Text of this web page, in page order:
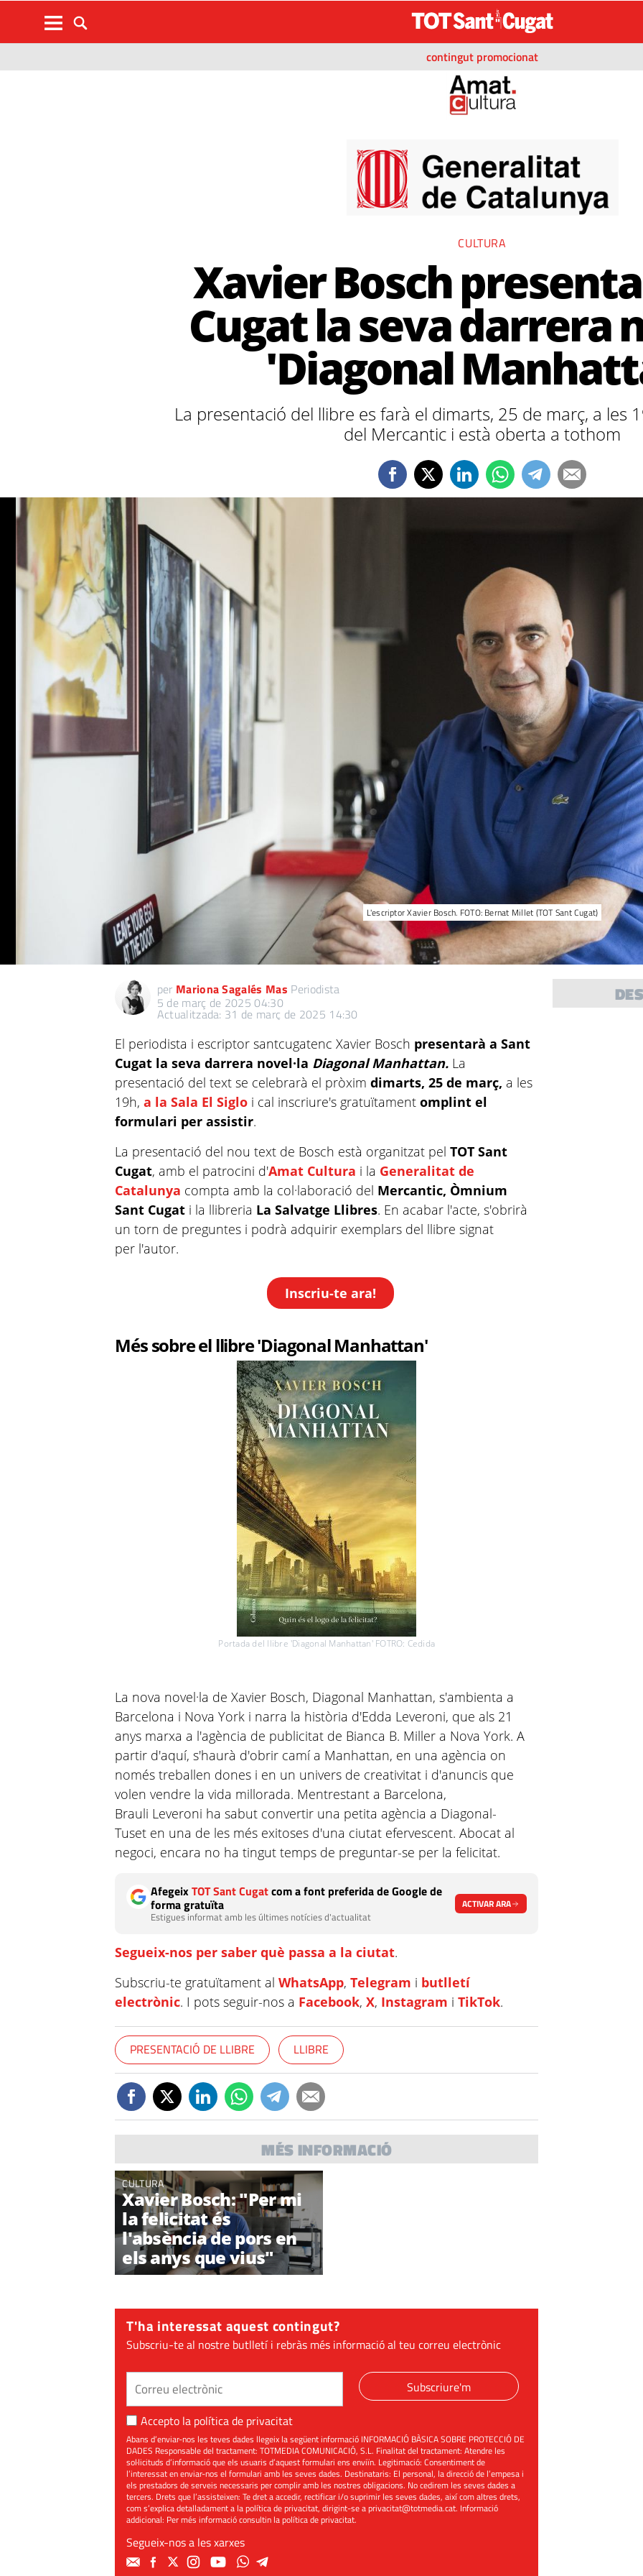
contingut promocionat
CULTURA
Xavier Bosch
Cugat la seva darrera
'Diagonal
La presentació del llibre es farà el dimarts, 25 de març, a les
del Mercantic i està oberta a tothom
L'escriptor Xavier Bosch. FOTO: Bernat Millet (TOT Sant Cugat)
per Mariona Sagalés Mas Periodista
5 de març de 2025 04:30
Actualitzada: 31 de març de 2025 14:30
El periodista i escriptor santcugatenc Xavier Bosch presentarà a Sant
Cugat la seva darrera novel·la Diagonal Manhattan. La
presentació del text se celebrarà el pròximdimarts, 25 de març, a les
19h,a la Sala El Siglo i cal inscriure's gratuïtament omplint el
formulari per assistir.
La presentació del nou text de Bosch està organitzat pelTOT Sant
Cugat, amb el patrocini d'Amat Cultura i la Generalitat de
Catalunya compta amb la col·laboració del Mercantic, Òmnium
Sant Cugat i la llibreria La Salvatge Llibres. En acabar l'acte, s'obrirà
un torn de preguntes i podrà adquirir exemplars del llibre signat
per l'autor.
Inscriu-te ara!
Més sobre el llibre 'Diagonal Manhattan'
Portada del llibre 'Diagonal Manhattan' FOTRO: Cedida
La nova novel·la de Xavier Bosch, Diagonal Manhattan, s'ambienta a
Barcelona i Nova York i narra la història d'Edda Leveroni, que als 21
anys marxa a l'agència de publicitat de Bianca B. Miller a Nova York. A
partir d'aquí, s'haurà d'obrir camí a Manhattan, en una agència on
només treballen dones i en un univers de creativitat i d'anuncis que
volen vendre la vida millorada. Mentrestant a Barcelona,
Brauli Leveroni ha sabut convertir una petita agència a Diagonal-
Tuset en una de les més exitoses d'una ciutat efervescent. Abocat al
negoci, encara no ha tingut temps de preguntar-se per la felicitat.
AfegeixTOT Sant Cugatcom a font preferida de Google de
forma gratuïta
Estigues informat amb les últimes notícies d'actualitat
ACTIVAR ARA
Segueix-nos per saber què passa a la ciutat.
Subscriu-te gratuïtament alWhatsApp,Telegram i butlletí
electrònic. I pots seguir-nos a Facebook,X, Instagram iTikTok.
PRESENTACIÓ DE LLIBRE LLIBRE
MÉS INFORMACIÓ
CULTURA
Xavier Bosch: "Per mi
la felicitat és
l'absència de pors en
els anys que vius"
T'ha interessat aquest contingut?
Subscriu-te al nostre butlletí i rebràs més informació al teu correu electrònic
Subscriure'm
Accepto la política de privacitat
Abans d’enviar-nos les teves dades llegeix la següent informació INFORMACIÓ BÀSICA SOBRE PROTECCIÓ DE
DADES Responsable del tractament: TOTMEDIA COMUNICACIÓ, S.L. Finalitat del tractament: Atendre les
sol·licituds d’informació que els usuaris d’aquest formulari ens enviïn. Legitimació: Consentiment de
l’interessat en enviar-nos el formulari amb les seves dades. Destinataris: El personal, la direcció de l’empesa i
els prestadors de serveis necessaris per complir amb les nostres obligacions. No cedirem les seves dades a
tercers. Drets que l’assisteixen: Te dret a accedir, rectificar i/o suprimir les seves dades, així com altres drets,
com s’explica detalladament a la política de privacitat, dirigint-se aprivacitat@totmedia.cat. Informació
addicional: Per més informació consultin lapolítica de privacitat.
Segueix-nos a les xarxes